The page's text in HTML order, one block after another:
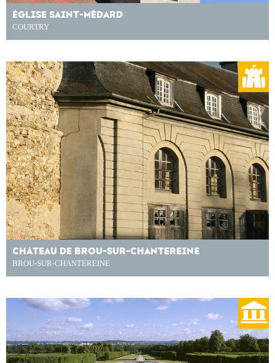
ÉGLISE SAINT-MÉDARD
COURTRY
CHÂTEAU DE BROU-SUR-CHANTEREINE
BROU-SUR-CHANTEREINE